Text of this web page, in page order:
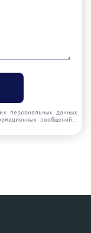
персональных данных
сообщений.